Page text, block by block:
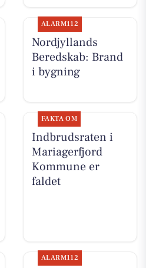
ALARM112
Nordjyllands
Beredskab: Brand
i bygning
FAKTA OM
Indbrudsraten i
Mariagerfjord
Kommune er
faldet
ALARM112